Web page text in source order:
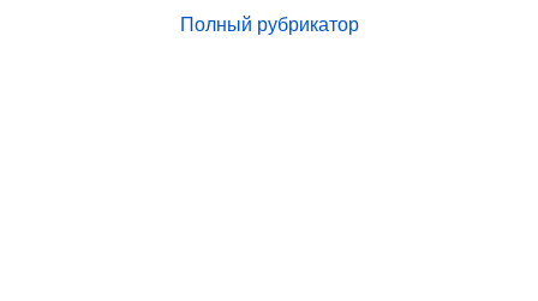
Полный рубрикатор